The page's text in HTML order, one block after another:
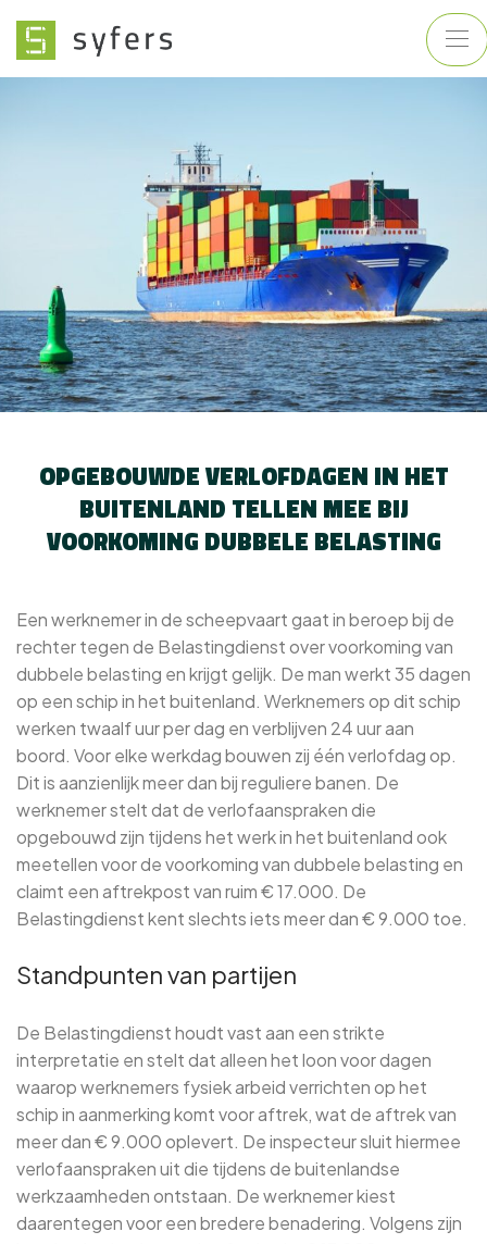
OPGEBOUWDE VERLOFDAGEN IN HET
BUITENLAND TELLEN MEE BIJ
VOORKOMING DUBBELE BELASTING
Een werknemer in de scheepvaart gaat in beroep bij de
rechter tegen de Belastingdienst over voorkoming van
dubbele belasting en krijgt gelijk. De man werkt 35 dagen
op een schip in het buitenland. Werknemers op dit schip
werken twaalf uur per dag en verblijven 24 uur aan
boord. Voor elke werkdag bouwen zij één verlofdag op.
Dit is aanzienlijk meer dan bij reguliere banen. De
werknemer stelt dat de verlofaanspraken die
opgebouwd zijn tijdens het werk in het buitenland ook
meetellen voor de voorkoming van dubbele belasting en
claimt een aftrekpost van ruim € 17.000. De
Belastingdienst kent slechts iets meer dan € 9.000 toe.
Standpunten van partijen
De Belastingdienst houdt vast aan een strikte
interpretatie en stelt dat alleen het loon voor dagen
waarop werknemers fysiek arbeid verrichten op het
schip in aanmerking komt voor aftrek, wat de aftrek van
meer dan € 9.000 oplevert. De inspecteur sluit hiermee
verlofaanspraken uit die tijdens de buitenlandse
werkzaamheden ontstaan. De werknemer kiest
daarentegen voor een bredere benadering. Volgens zijn